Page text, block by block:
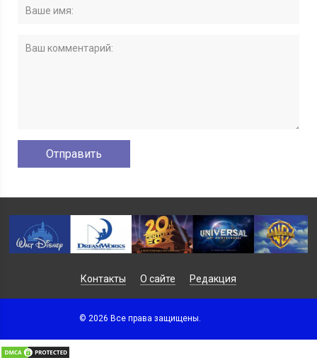
Контакты О сайте Редакция
© 2026 Все права защищены.